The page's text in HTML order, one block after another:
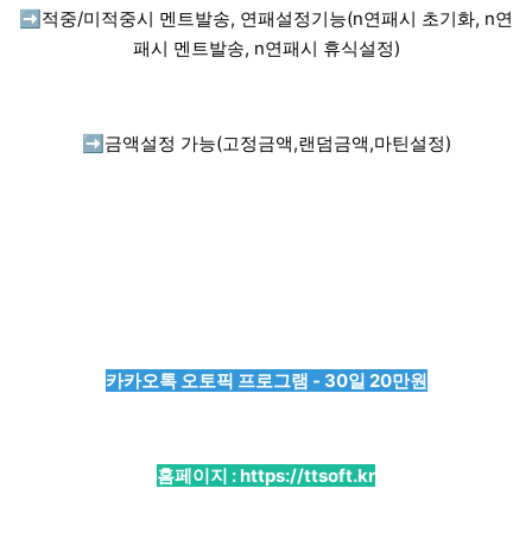
➡️ 적중/미적중시 멘트발송, 연패설정기능(n연패시 초기화, n연
패시 멘트발송, n연패시 휴식설정)
➡️ 금액설정 가능(고정금액,랜덤금액,마틴설정)
카카오톡 오토픽 프로그램 - 30일 20만원
홈페이지 :https://ttsoft.kr